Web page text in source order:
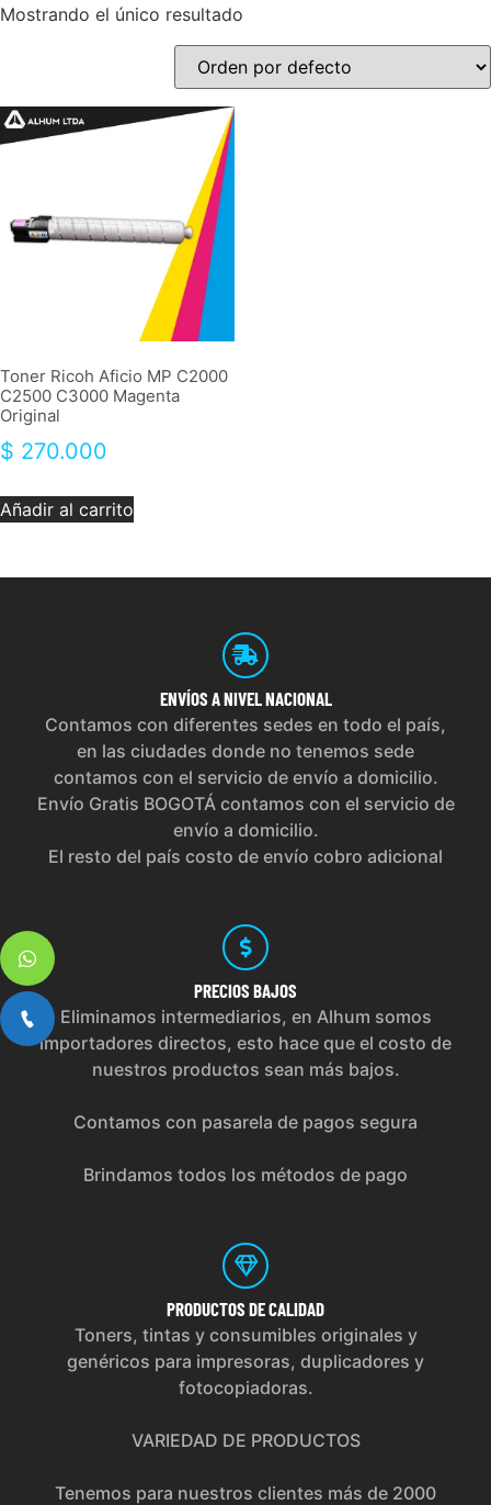
Mostrando el único resultado
Toner Ricoh Aficio MP C2000
C2500 C3000 Magenta
Original
$ 270.000
Añadir al carrito
ENVÍOS A NIVEL NACIONAL
Contamos con diferentes sedes en todo el país,
en las ciudades donde no tenemos sede
contamos con el servicio de envío a domicilio.
Envío Gratis BOGOTÁ contamos con el servicio de
envío a domicilio.
El resto del país costo de envío cobro adicional
PRECIOS BAJOS
Eliminamos intermediarios, en Alhum somos
importadores directos, esto hace que el costo de
nuestros productos sean más bajos.
Contamos con pasarela de pagos segura
Brindamos todos los métodos de pago
PRODUCTOS DE CALIDAD
Toners, tintas y consumibles originales y
genéricos para impresoras, duplicadores y
fotocopiadoras.
VARIEDAD DE PRODUCTOS
Tenemos para nuestros clientes más de 2000